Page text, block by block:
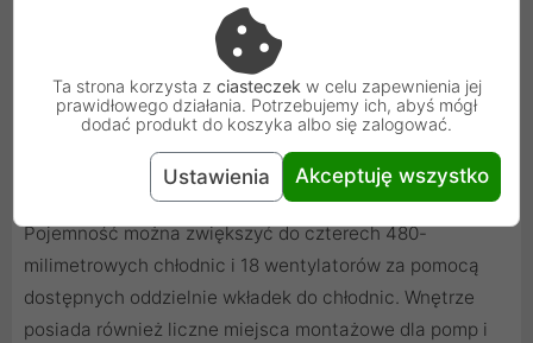
Trzykomorowa konstrukcja i pionowy
Pojemność można zwiększyć do czterech 480-
milimetrowych chłodnic i 18 wentylatorów za pomocą
dostępnych oddzielnie wkładek do chłodnic. Wnętrze
posiada również liczne miejsca montażowe dla pomp i
Ta strona korzysta z ciasteczek w celu zapewnienia jej
prawidłowego działania. Potrzebujemy ich, abyś mógł
dodać produkt do koszyka albo się zalogować.
Ustawienia Akceptuję wszystko